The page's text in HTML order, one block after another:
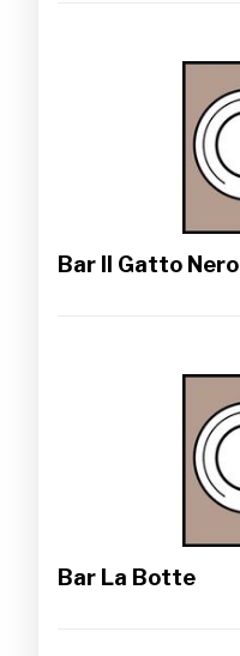
Bar Il Gatto Nero
Bar La Botte